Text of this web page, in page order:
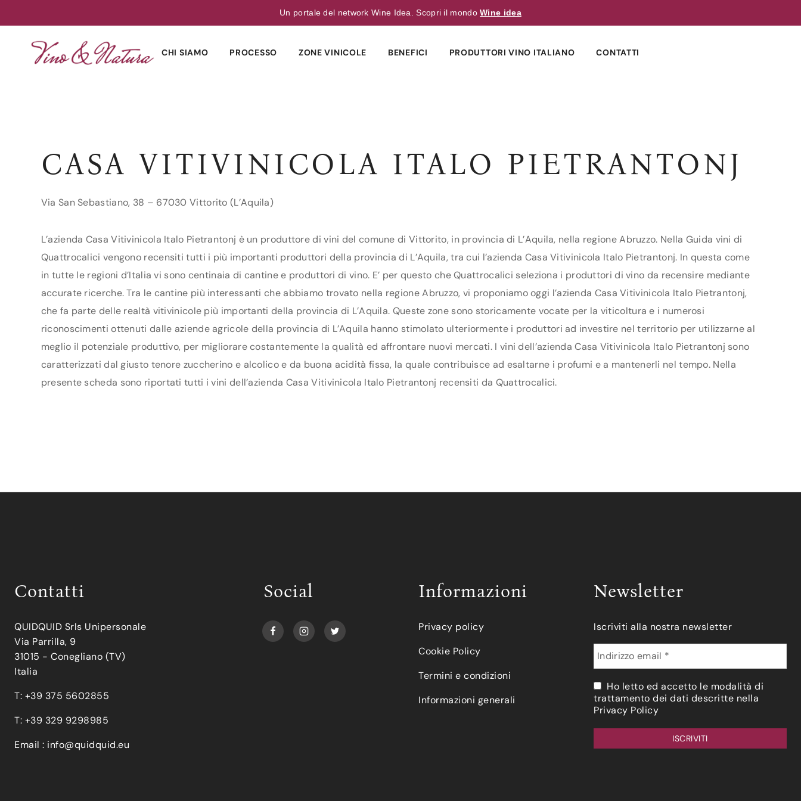
Un portale del network Wine Idea. Scopri il mondoWine idea
CHI SIAMO PROCESSO ZONE VINICOLE BENEFICI PRODUTTORI VINO ITALIANO CONTATTI
CASA VITIVINICOLA ITALO PIETRANTONJ
Via San Sebastiano, 38 – 67030 Vittorito (L’Aquila)
L’azienda Casa Vitivinicola Italo Pietrantonj è un produttore di vini del comune di Vittorito, in provincia di L’Aquila, nella regione Abruzzo. Nella Guida vini di
Quattrocalici vengono recensiti tutti i più importanti produttori della provincia di L’Aquila, tra cui l’azienda Casa Vitivinicola Italo Pietrantonj. In questa come
in tutte le regioni d’Italia vi sono centinaia di cantine e produttori di vino. E’ per questo che Quattrocalici seleziona i produttori di vino da recensire mediante
accurate ricerche. Tra le cantine più interessanti che abbiamo trovato nella regione Abruzzo, vi proponiamo oggi l’azienda Casa Vitivinicola Italo Pietrantonj,
che fa parte delle realtà vitivinicole più importanti della provincia di L’Aquila. Queste zone sono storicamente vocate per la viticoltura e i numerosi
riconoscimenti ottenuti dalle aziende agricole della provincia di L’Aquila hanno stimolato ulteriormente i produttori ad investire nel territorio per utilizzarne al
meglio il potenziale produttivo, per migliorare costantemente la qualità ed affrontare nuovi mercati. I vini dell’azienda Casa Vitivinicola Italo Pietrantonj sono
caratterizzati dal giusto tenore zuccherino e alcolico e da buona acidità fissa, la quale contribuisce ad esaltarne i profumi e a mantenerli nel tempo. Nella
presente scheda sono riportati tutti i vini dell’azienda Casa Vitivinicola Italo Pietrantonj recensiti da Quattrocalici.
Contatti
QUIDQUID Srls Unipersonale
Via Parrilla, 9
31015 - Conegliano (TV)
Italia
T: +39 375 5602855
T: +39 329 9298985
Email : info@quidquid.eu
Social Informazioni
Privacy policy
Cookie Policy
Termini e condizioni
Informazioni generali
Newsletter
Iscriviti alla nostra newsletter
Ho letto ed accetto le modalità di
trattamento dei dati descritte nella
Privacy Policy